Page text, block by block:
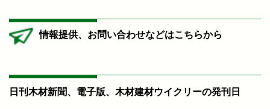
情報提供、お問い合わせなどはこちらから
日刊木材新聞、電子版、木材建材ウイクリーの発刊日